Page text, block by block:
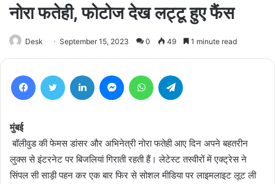
नोरा फतेही, फोटोज देख लट्टू हुए फैंस
Desk September 15, 2023 0 49 1 minute read
FacebookTwitter LinkedIn MessengerWhatsApp
मुंबई
बॉलीवुड की फेमस डांसर और अभिनेत्री नोरा फतेही आए दिन अपने बहतरीन
लुक्स से इंटरनेट पर बिजलियां गिराती रहती हैं। लेटेस्ट तस्वीरों में एक्ट्रेस ने
सिंपल सी साड़ी पहन कर एक बार फिर से सोशल मीडिया पर लाइमलाइट लूट ली